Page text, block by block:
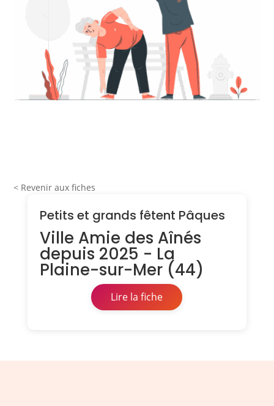
< Revenir aux fiches
Petits et grands fêtent Pâques
Ville Amie des Aînés
depuis 2025 - La
Plaine-sur-Mer (44)
Lire la fiche